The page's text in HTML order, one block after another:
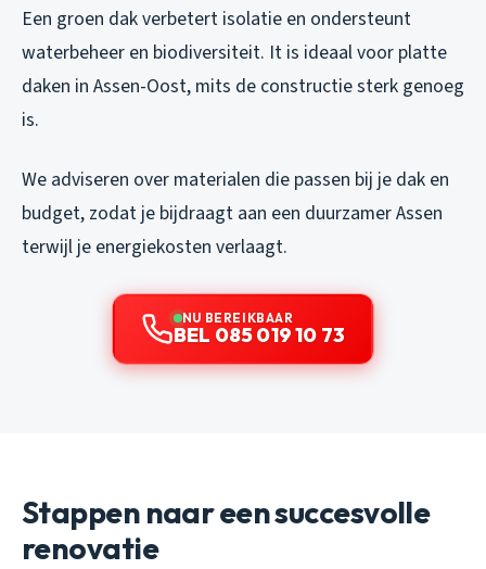
Een groen dak verbetert isolatie en ondersteunt
waterbeheer en biodiversiteit. It is ideaal voor platte
daken in Assen-Oost, mits de constructie sterk genoeg
is.
We adviseren over materialen die passen bij je dak en
budget, zodat je bijdraagt aan een duurzamer Assen
terwijl je energiekosten verlaagt.
NU BEREIKBAAR
BEL 085 019 10 73
Stappen naar een succesvolle
renovatie